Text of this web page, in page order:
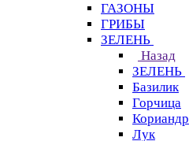
ГАЗОНЫ
ГРИБЫ
ЗЕЛЕНЬ
Назад
ЗЕЛЕНЬ
Базилик
Горчица
Кориандр
Лук